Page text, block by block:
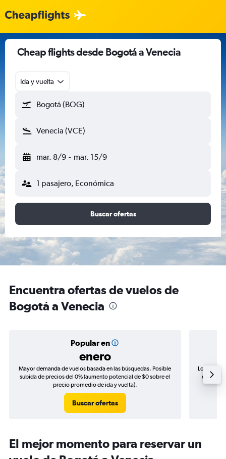
Cheap flights desde Bogotá a Venecia
Ida y vuelta
Bogotá (BOG)
Venecia (VCE)
mar. 8/9 - mar. 15/9
1 pasajero, Económica
Buscar ofertas
Encuentra ofertas de vuelos de
Bogotá a Venecia
Popular en
enero
Mayor demanda de vuelos basada en las búsquedas. Posible
subida de precios del 0% (aumento potencial de $0 sobre el
precio promedio de ida y vuelta).
Buscar ofertas
Los
de
El mejor momento para reservar un